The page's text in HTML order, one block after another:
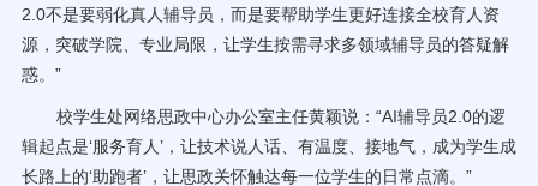
2.0不是要弱化真人辅导员，而是要帮助学生更好连接全校育人资
源，突破学院、专业局限，让学生按需寻求多领域辅导员的答疑解
惑。”
校学生处网络思政中心办公室主任黄颖说：“AI辅导员2.0的逻
辑起点是‘服务育人’，让技术说人话、有温度、接地气，成为学生成
长路上的‘助跑者’，让思政关怀触达每一位学生的日常点滴。”